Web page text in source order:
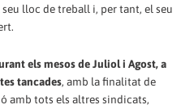
lloc de treball i, per tant, el seu
els mesos de Juliol i Agost, a
tancades, amb la finalitat de
amb tots els altres sindicats,